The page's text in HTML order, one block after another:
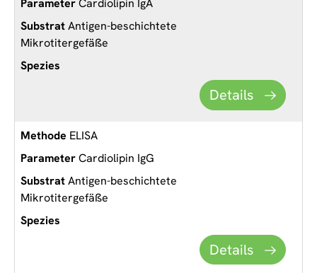
Cardiolipin IgA
Antigen-beschichtete
Mikrotitergefäße
Details
ELISA
Cardiolipin IgG
Antigen-beschichtete
Mikrotitergefäße
Details